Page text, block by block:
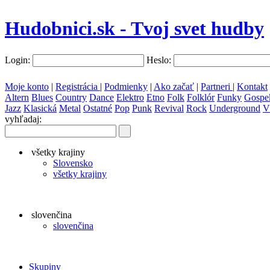
Hudobnici.sk - Tvoj svet hudby
Login: Heslo:
Moje konto | Registrácia | Podmienky | Ako začať | Partneri | Kontakt
Altern Blues Country Dance Elektro Etno Folk Folklór Funky Gospel
Jazz Klasická Metal Ostatné Pop Punk Revival Rock Underground
vyhľadaj:
všetky krajiny
Slovensko
všetky krajiny
slovenčina
slovenčina
Skupiny